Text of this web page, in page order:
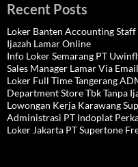
Recent Posts
Loker Banten Accounting Staff
Ijazah Lamar Online
Info Loker Semarang PT
Sales Manager Lamar Via Email
Loker Full Time Tangerang
Department Store Tbk Tanpa
Lowongan Kerja Karawang
Administrasi PT Indoplat
Loker Jakarta PT Supertone